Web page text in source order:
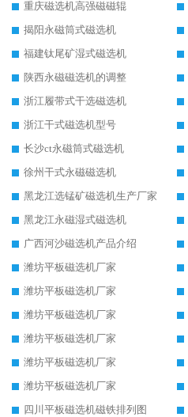
重庆磁选机高强磁磁辊
揭阳永磁筒式磁选机
福建钛尾矿湿式磁选机
陕西永磁磁选机的调整
浙江履带式干选磁选机
浙江干式磁选机型号
长沙ct永磁筒式磁选机
徐州干式永磁磁选机
黑龙江选锰矿磁选机生产厂家
黑龙江永磁湿式磁选机
广西河沙磁选机产品介绍
潍坊平板磁选机厂家
潍坊平板磁选机厂家
潍坊平板磁选机厂家
潍坊平板磁选机厂家
潍坊平板磁选机厂家
潍坊平板磁选机厂家
四川平板磁选机磁铁排列图